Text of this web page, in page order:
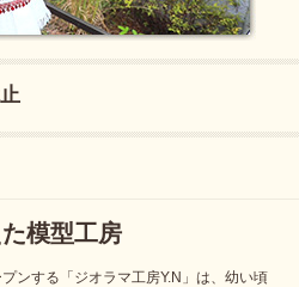
模型工房
ンする「ジオラマ工房Y.N」は、幼い頃